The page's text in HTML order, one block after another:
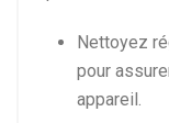
Nettoyez
pour
appareil.